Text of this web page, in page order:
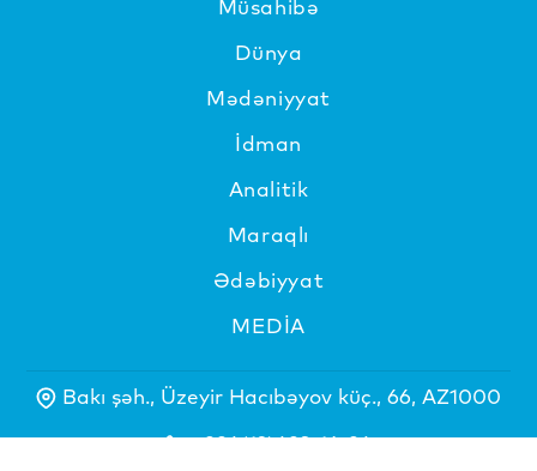
Müsahibə
Dünya
Mədəniyyat
İdman
Analitik
Maraqlı
Ədəbiyyat
MEDİA
Bakı şəh., Üzeyir Hacıbəyov küç., 66, AZ1000
+994(12)493-16-94